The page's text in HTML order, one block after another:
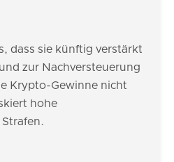
dass sie künftig verstärkt
zur Nachversteuerung
Krypto-Gewinne nicht
hohe